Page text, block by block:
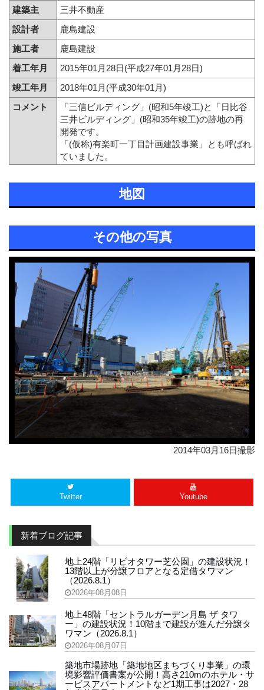
建築主
三井不動産
設計者
鹿島建設
施工者
鹿島建設
着工年月
2015年01月28日(平成27年01月28日)
竣工年月
2018年01月(平成30年01月)
コメント
「三信ビルディング」(昭和5年竣工)と「日比谷
三井ビルディング」(昭和35年竣工)の跡地の再
開発です。
「(仮称)有楽町一丁目計画建設事業」とも呼ばれ
ていました。
地図
その他の写真
2014年03月16日撮影
Twitter Youtube
新着ブログ記事
地上24階「リビオタワー芝公園」の建設状況！
13階以上が分譲フロアとなる定借タワマン
（2026.8.1）
2026年08月08日
地上48階「セントラルガーデン月島 ザ タワ
ー」の建設状況！10階まで建設が進んだ分譲タ
ワマン（2026.8.1）
2026年08月07日
築地市場跡地「築地地区まちづくり事業」の環
境影響評価書案が公開！高さ210mのホテル・サ
ービスアパートメントなど1期工事は2027・28